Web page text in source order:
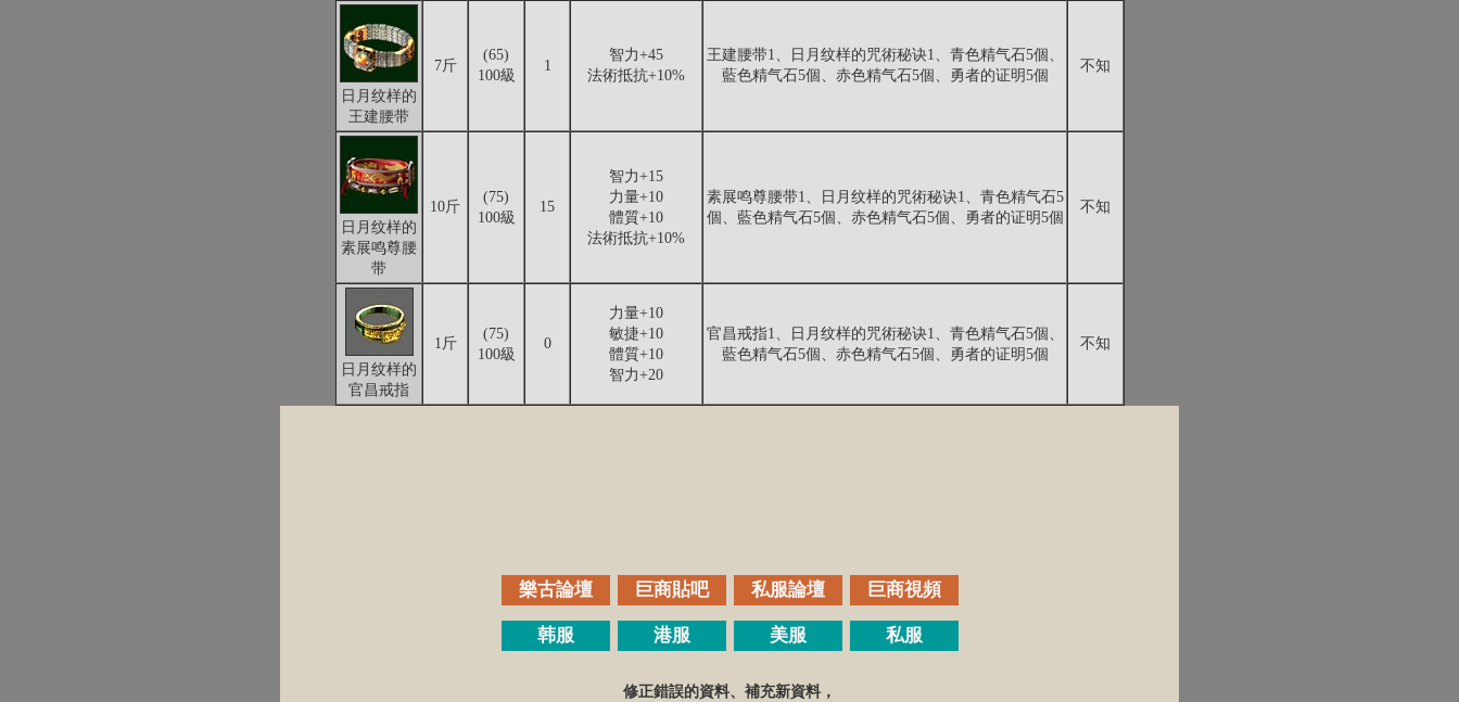
日月纹样的
王建腰带
7斤
(65)
100級
1
智力+45
法術抵抗+10%
王建腰带1、日月纹样的咒術秘诀1、青色精气石5個、
藍色精气石5個、赤色精气石5個、勇者的证明5個
不知
日月纹样的
素展鸣尊腰
带
10斤
(75)
100級
15
智力+15
力量+10
體質+10
法術抵抗+10%
素展鸣尊腰带1、日月纹样的咒術秘诀1、青色精气石5
個、藍色精气石5個、赤色精气石5個、勇者的证明5個
不知
日月纹样的
官昌戒指
1斤
(75)
100級
0
力量+10
敏捷+10
體質+10
智力+20
官昌戒指1、日月纹样的咒術秘诀1、青色精气石5個、
藍色精气石5個、赤色精气石5個、勇者的证明5個
不知
樂古論壇 巨商貼吧 私服論壇 巨商視頻
韩服 港服 美服 私服
修正錯誤的資料、補充新資料，